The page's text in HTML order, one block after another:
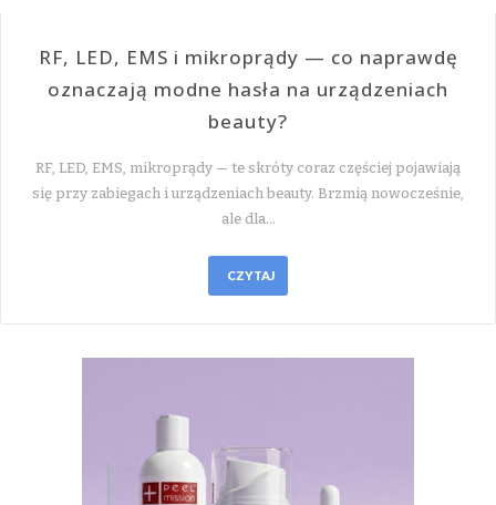
RF, LED, EMS i mikroprądy — co naprawdę
oznaczają modne hasła na urządzeniach
beauty?
RF, LED, EMS, mikroprądy — te skróty coraz częściej pojawiają
się przy zabiegach i urządzeniach beauty. Brzmią nowocześnie,
ale dla…
CZYTAJ